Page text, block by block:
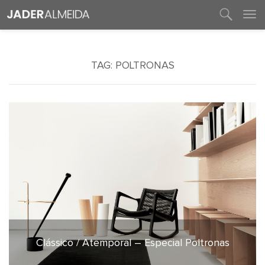
TAG: POLTRONAS
12 de julho de 2022
Clássico / Atemporal – Especial Poltronas